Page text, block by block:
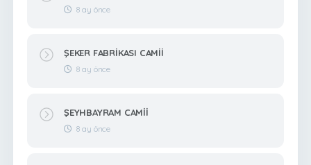
8 ay önce
ŞEKER FABRİKASI CAMİİ
8 ay önce
ŞEYHBAYRAM CAMİİ
8 ay önce